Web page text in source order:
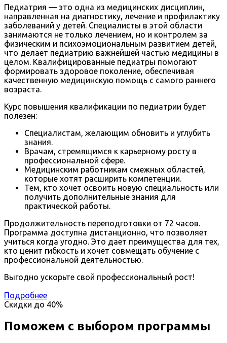
Педиатрия — это одна из медицинских дисциплин,
направленная на диагностику, лечение и профилактику
заболеваний у детей. Специалисты в этой области
занимаются не только лечением, но и контролем за
физическим и психоэмоциональным развитием детей,
что делает педиатрию важнейшей частью медицины в
целом. Квалифицированные педиатры помогают
формировать здоровое поколение, обеспечивая
качественную медицинскую помощь с самого раннего
возраста.
Курс повышения квалификации по педиатрии будет
полезен:
Специалистам, желающим обновить и углубить
знания.
Врачам, стремящимся к карьерному росту в
профессиональной сфере.
Медицинским работникам смежных областей,
которые хотят расширить компетенции.
Тем, кто хочет освоить новую специальность или
получить дополнительные знания для
практической работы.
Продолжительность переподготовки от 72 часов.
Программа доступна дистанционно, что позволяет
учиться когда угодно. Это дает преимущества для тех,
кто ценит гибкость и хочет совмещать обучение с
профессиональной деятельностью.
Выгодно ускорьте свой профессиональный рост!
Подробнее
Скидки до 40%
Поможем с выбором программы